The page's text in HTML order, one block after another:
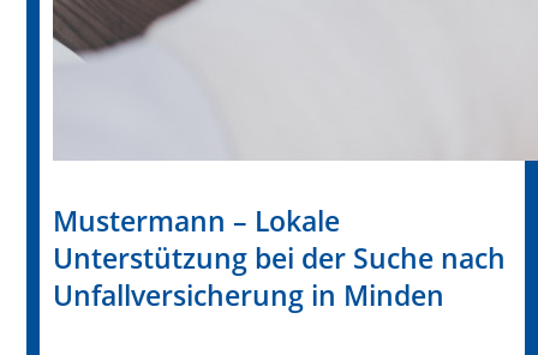
Mustermann – Lokale
Unterstützung bei der Suche nach
Unfallversicherung in Minden